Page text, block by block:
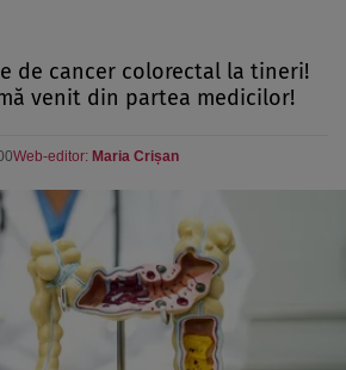
de cancer colorectal la tineri!
venit din partea medicilor!
Web-editor: Maria Crișan